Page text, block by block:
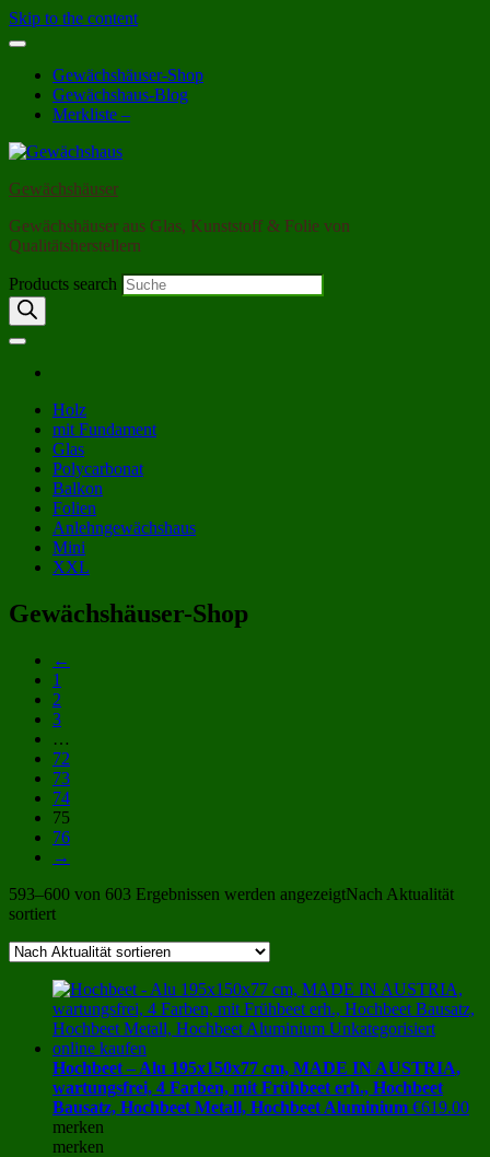
Skip to the content
Gewächshäuser-Shop
Gewächshaus-Blog
Merkliste –
Gewächshäuser
Gewächshäuser aus Glas, Kunststoff & Folie von
Qualitätsherstellern
Products search
Holz
mit Fundament
Glas
Polycarbonat
Balkon
Folien
Anlehngewächshaus
Mini
XXL
Gewächshäuser-Shop
←
1
2
3
…
72
73
74
75
76
→
593–600 von 603 Ergebnissen werden angezeigtNach Aktualität
sortiert
Hochbeet – Alu 195x150x77 cm, MADE IN AUSTRIA,
wartungsfrei, 4 Farben, mit Frühbeet erh., Hochbeet
Bausatz, Hochbeet Metall, Hochbeet Aluminium €619.00
merken
merken